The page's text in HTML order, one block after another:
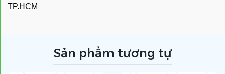
TP.HCM
Sản phẩm tương tự